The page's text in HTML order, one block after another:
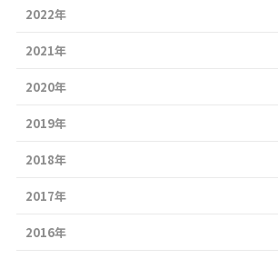
2022年
2021年
2020年
2019年
2018年
2017年
2016年